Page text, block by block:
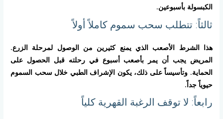
الكبسولة بأسبوعين.
ثالثاً: تتطلب سحب سموم كاملاً أولاً
هذا الشرط الأصعب الذي يمنع كثيرين من الوصول لمرحلة الزرع.
المريض يجب أن يمر بأصعب أسبوع في رحلته قبل الحصول على
الحماية. وتأسيساً على ذلك، يكون الإشراف الطبي خلال سحب السموم
حيوياً جداً.
رابعاً: لا توقف الرغبة القهرية كلياً